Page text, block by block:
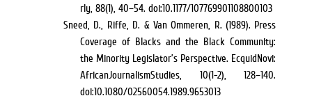
rly, 88(1), 40–54. doi:10.1177/107769901108800103
Sneed, D., Riffe, D. & Van Ommeren, R. (1989). Press
Coverage of Blacks and the Black Community:
the Minority Legislator’s Perspective. EcquidNovi:
AfricanJournalismStudies, 10(1-2), 128–140.
doi:10.1080/02560054.1989.9653013